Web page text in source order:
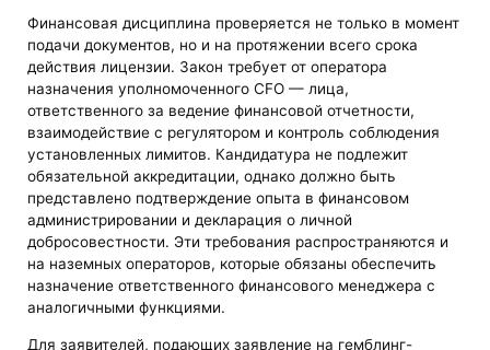
Финансовая дисциплина проверяется не только в момент
подачи документов, но и на протяжении всего срока
действия лицензии. Закон требует от оператора
назначения уполномоченного CFO — лица,
ответственного за ведение финансовой отчетности,
взаимодействие с регулятором и контроль соблюдения
установленных лимитов. Кандидатура не подлежит
обязательной аккредитации, однако должно быть
представлено подтверждение опыта в финансовом
администрировании и декларация о личной
добросовестности. Эти требования распространяются и
на наземных операторов, которые обязаны обеспечить
назначение ответственного финансового менеджера с
аналогичными функциями.
Для заявителей, подающих заявление на гемблинг-